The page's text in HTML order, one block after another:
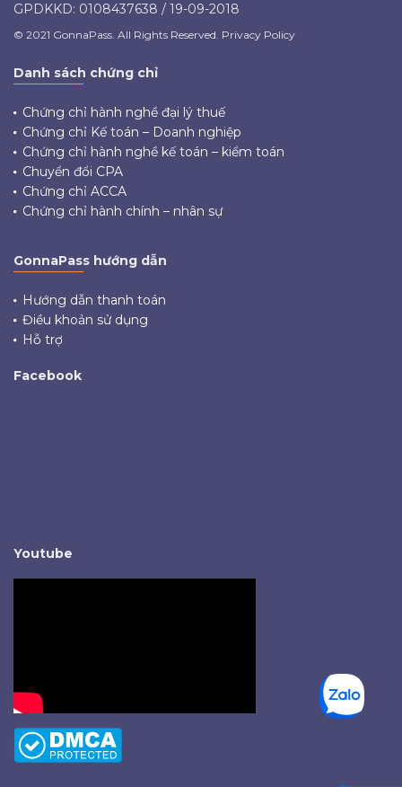
GPDKKD: 0108437638 / 19-09-2018
© 2021 GonnaPass. All Rights Reserved. Privacy Policy
Danh sách chứng chỉ
Chứng chỉ hành nghề đại lý thuế
Chứng chỉ Kế toán – Doanh nghiệp
Chứng chỉ hành nghề kế toán – kiểm toán
Chuyển đổi CPA
Chứng chỉ ACCA
Chứng chỉ hành chính – nhân sự
GonnaPass hướng dẫn
Hướng dẫn thanh toán
Điều khoản sử dụng
Hỗ trợ
Facebook
Youtube